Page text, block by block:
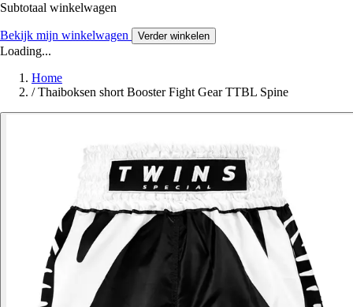
Subtotaal winkelwagen
Bekijk mijn winkelwagen Verder winkelen
Loading...
Home
/ Thaiboksen short Booster Fight Gear TTBL Spine